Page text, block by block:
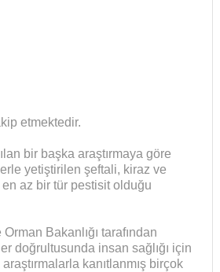
etmektedir.
bir başka araştırmaya göre
yetiştirilen şeftali, kiraz ve
en az bir tür pestisit olduğu
Bakanlığı tarafından
doğrultusunda insan sağlığı için
kanıtlanmış birçok